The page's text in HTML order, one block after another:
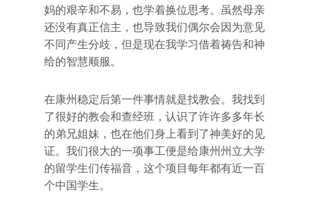
妈的艰辛和不易，也学着换位思考。虽然母亲
还没有真正信主，也导致我们偶尔会因为意见
不同产生分歧，但是现在我学习借着祷告和神
给的智慧顺服。
在康州稳定后第一件事情就是找教会。我找到
了很好的教会和查经班，认识了许许多多年长
的弟兄姐妹，也在他们身上看到了神美好的见
证。我们很大的一项事工便是给康州州立大学
的留学生们传福音，这个项目每年都有近一百
个中国学生。